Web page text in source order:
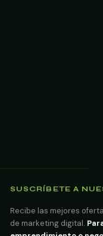
SUSCRÍBETE A
Recibe las mejores
de marketing digital.